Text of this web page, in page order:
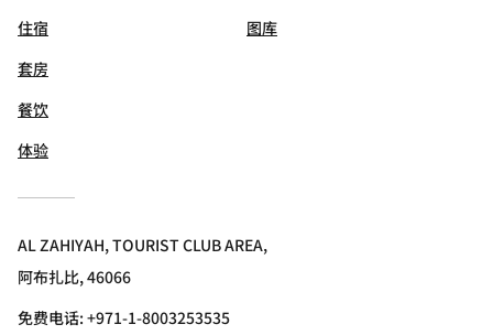
住宿
套房
餐饮
体验
图库
AL ZAHIYAH, TOURIST CLUB AREA,
阿布扎比, 46066
免费电话:+971-1-8003253535